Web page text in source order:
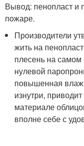
Вывод: пенопласт и
пожаре.
Производители
жить на
плесень на самом
нулевой
повышенная
изнутри,
материале
вполне себе с